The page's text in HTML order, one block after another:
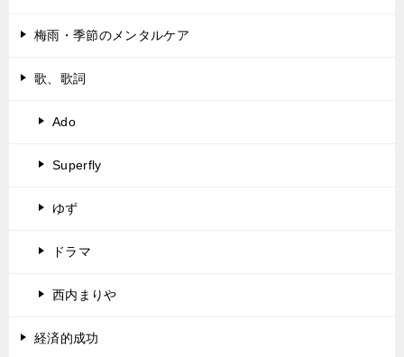
梅雨・季節のメンタルケア
歌、歌詞
Ado
Superfly
ゆず
ドラマ
西内まりや
経済的成功